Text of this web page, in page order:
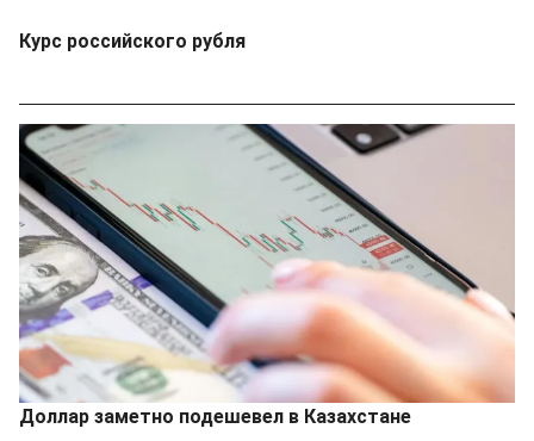
Курс российского рубля
Доллар заметно подешевел в Казахстане